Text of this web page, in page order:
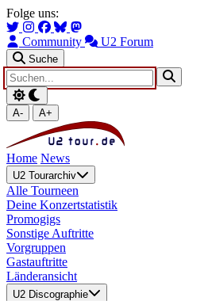
Zum Hauptinhalt springen
Zur Navigation springen
Folge uns:
Community U2 Forum
Suche
A- A+
Home News
U2 Tourarchiv
Alle Tourneen
Deine Konzertstatistik
Promogigs
Sonstige Auftritte
Vorgruppen
Gastauftritte
Länderansicht
U2 Discographie